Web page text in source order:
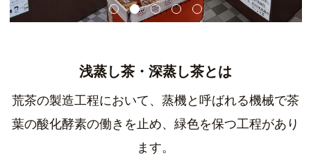
浅蒸し茶・深蒸し茶とは
荒茶の製造工程において、蒸機と呼ばれる機械で茶
葉の酸化酵素の働きを止め、緑色を保つ工程があり
ます。